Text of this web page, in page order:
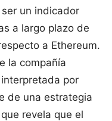
un indicador
a largo plazo de
a Ethereum.
la compañía
por
de una estrategia
revela que el